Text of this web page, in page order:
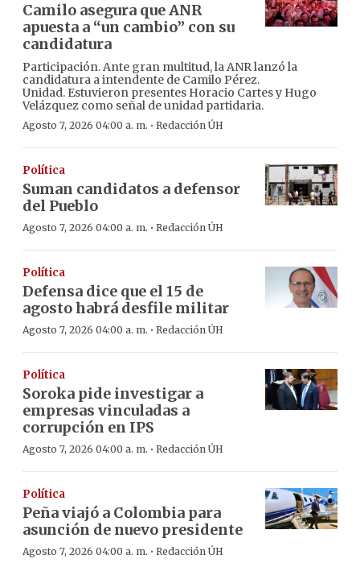
Camilo asegura que ANR
apuesta a “un cambio” con su
candidatura
Participación. Ante gran multitud, la ANR lanzó la
candidatura a intendente de Camilo Pérez.
Unidad. Estuvieron presentes Horacio Cartes y Hugo
Velázquez como señal de unidad partidaria.
Agosto 7, 2026 04:00 a. m. · Redacción ÚH
Política
Suman candidatos a defensor
del Pueblo
Agosto 7, 2026 04:00 a. m. · Redacción ÚH
Política
Defensa dice que el 15 de
agosto habrá desfile militar
Agosto 7, 2026 04:00 a. m. · Redacción ÚH
Política
Soroka pide investigar a
empresas vinculadas a
corrupción en IPS
Agosto 7, 2026 04:00 a. m. · Redacción ÚH
Política
Peña viajó a Colombia para
asunción de nuevo presidente
Agosto 7, 2026 04:00 a. m. · Redacción ÚH